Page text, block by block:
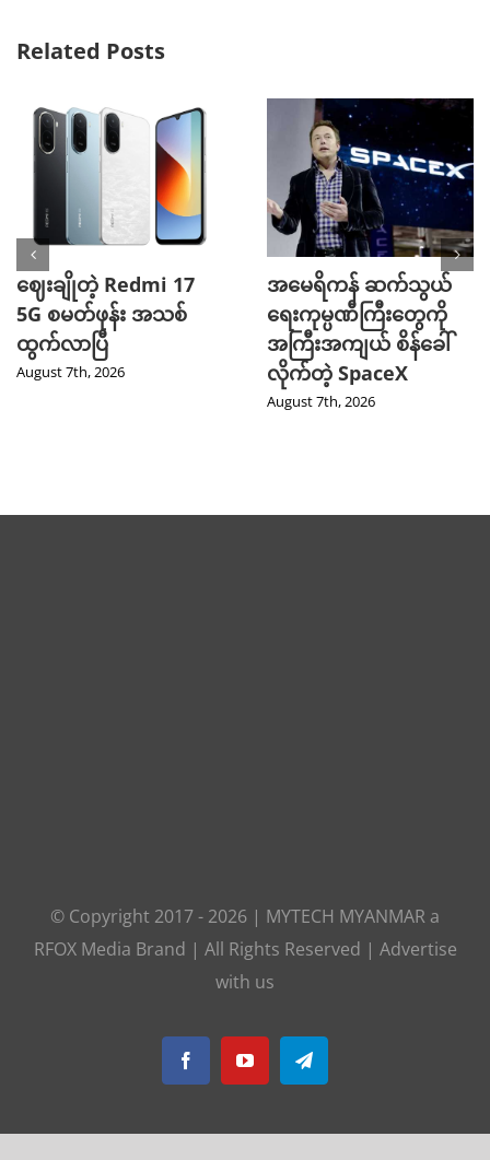
Related Posts
ဈေးချိုတဲ့ Redmi 17
5G စမတ်ဖုန်း အသစ်
ထွက်လာပြီ
August 7th, 2026
အမေရိကန် ဆက်သွယ်
ရေးကုမ္ပဏီကြီးတွေကို
အကြီးအကျယ် စိန်ခေါ်
လိုက်တဲ့ SpaceX
August 7th, 2026
© Copyright 2017 - 2026 | MYTECH MYANMAR a
RFOX Media Brand | All Rights Reserved | Advertise
with us
FacebookYouTubeTelegram